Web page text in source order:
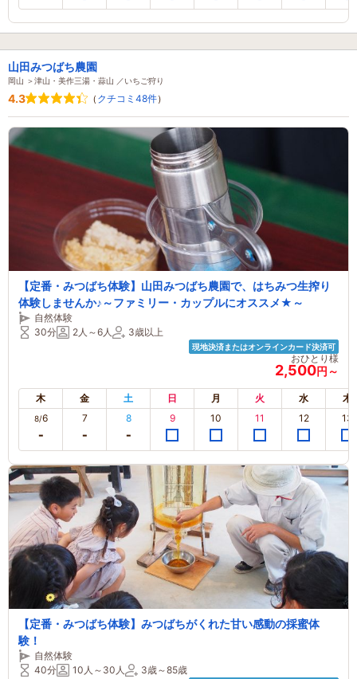
山田みつばち農園
岡山 ＞津山・美作三湯・蒜山 ／いちご狩り
4.3 （ クチコミ48件）
【定番・みつばち体験】山田みつばち農園で、はちみつ生搾り
体験しませんか♪～ファミリー・カップルにオススメ★～
自然体験
30分
2人～6人 3歳以上
現地決済またはオンラインカード決済可
おひとり様
2,500円～
木 金 土 日 月 火 水 木
8/6 7 8 9 10 11 12 13
【定番・みつばち体験】みつばちがくれた甘い感動の採蜜体
験！
自然体験
40分
10人～30人 3歳～85歳